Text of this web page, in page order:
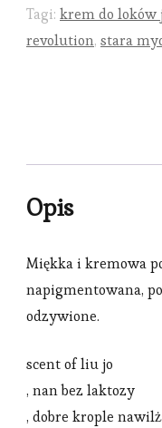
Tagi: krem do loków
revolution, stara
Opis
Miękka i kremowa
napigmentowana,
odzywione.
scent of liu jo
, nan bez laktozy
, dobre krople